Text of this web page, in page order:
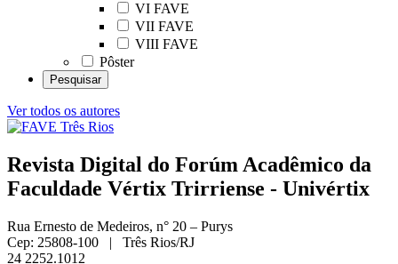
VI FAVE
VII FAVE
VIII FAVE
Pôster
Ver todos os autores
Revista Digital do Forúm Acadêmico da
Faculdade Vértix Trirriense - Univértix
Rua Ernesto de Medeiros, n° 20 – Purys
Cep: 25808-100 | Três Rios/RJ
24 2252.1012